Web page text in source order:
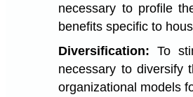
necessary to profile
benefits specific to
Diversification: To
necessary to diversify
organizational models